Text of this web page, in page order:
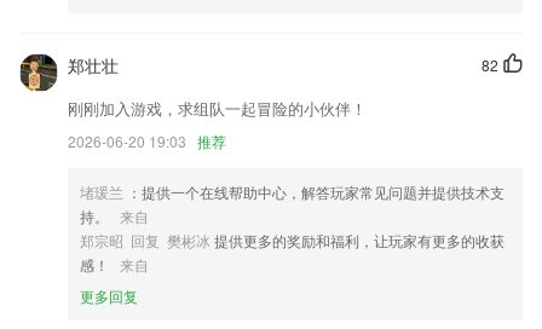
2.课本中的课后习题可以直接在线练习，通过做题的方式可以训练对知识
点的掌握度；
3.·高效免费，一键式清洁加速，告别卡顿。
5.操作简单，通过软件选择自己想要了解的作文分类进行学习查阅即可，
轻松上手
6.·有学习包附加服务，可免费在线参与服务期内一建优秀学员分享会，
给自学增加乐趣
82
郑壮壮
刚刚加入游戏，求组队一起冒险的小伙伴！
2026-06-20 19:03 推荐
堵瑗兰 ：提供一个在线帮助中心，解答玩家常见问题并提供技术支
持。
来自
郑宗昭 回复 樊彬冰 提供更多的奖励和福利，让玩家有更多的收获
感！
来自
更多回复